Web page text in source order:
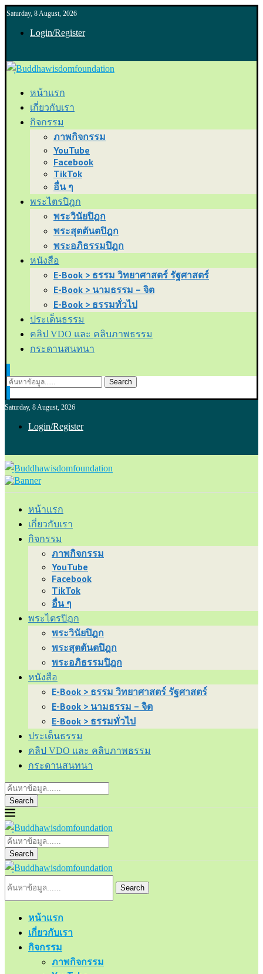
Saturday, 8 August, 2026
Login/Register
หน้าแรก
เกี่ยวกับเรา
กิจกรรม
ภาพกิจกรรม
YouTube
Facebook
TikTok
อื่น ๆ
พระไตรปิฎก
พระวินัยปิฎก
พระสุตตันตปิฎก
พระอภิธรรมปิฎก
หนังสือ
E-Book > ธรรม วิทยาศาสตร์ รัฐศาสตร์
E-Book > นามธรรม – จิต
E-Book > ธรรมทั่วไป
ประเด็นธรรม
คลิป VDO และ คลิบภาพธรรม
กระดานสนทนา
Search
Saturday, 8 August, 2026
Login/Register
หน้าแรก
เกี่ยวกับเรา
กิจกรรม
ภาพกิจกรรม
YouTube
Facebook
TikTok
อื่น ๆ
พระไตรปิฎก
พระวินัยปิฎก
พระสุตตันตปิฎก
พระอภิธรรมปิฎก
หนังสือ
E-Book > ธรรม วิทยาศาสตร์ รัฐศาสตร์
E-Book > นามธรรม – จิต
E-Book > ธรรมทั่วไป
ประเด็นธรรม
คลิป VDO และ คลิบภาพธรรม
กระดานสนทนา
Search
Search
Search
หน้าแรก
เกี่ยวกับเรา
กิจกรรม
ภาพกิจกรรม